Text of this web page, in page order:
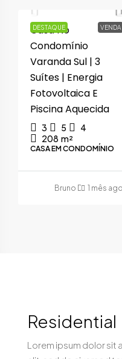
DESTAQUE VENDA
Casa No
Condomínio
Varanda Sul | 3
Suítes | Energia
Fotovoltaica E
Piscina Aquecida
3 5
4
208 m²
CASA EM CONDOMÍNIO
Bruno Defensor
1 mês ago
Residential
Lorem ipsum dolor